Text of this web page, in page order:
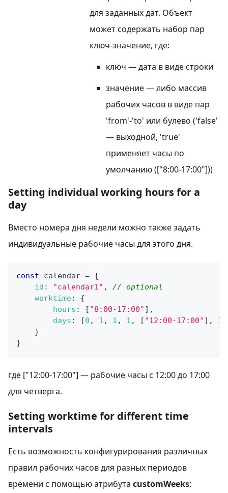
для заданных дат. Объект
может содержать набор пар
ключ-значение, где:
ключ — дата в виде строки
значение — либо массив
рабочих часов в виде пар
'from'-'to' или булево ('false'
— выходной, 'true'
применяет часы по
умолчанию (["8:00-17:00"]))
Setting individual working hours for a
day
Вместо номера дня недели можно также задать
индивидуальные рабочие часы для этого дня.
const calendar = {
id : "calendar1" ,
// optional
worktime:
{
hours : [ "8:00-17:00" ] ,
days : [0 , 1 , 1 , 1 , [ "12:00-17:00" ] , 1
}
}
где ["12:00-17:00"] — рабочие часы с 12:00 до 17:00
для четверга.
Setting worktime for different time
intervals
Есть возможность конфигурирования различных
правил рабочих часов для разных периодов
времени с помощью атрибута customWeeks: